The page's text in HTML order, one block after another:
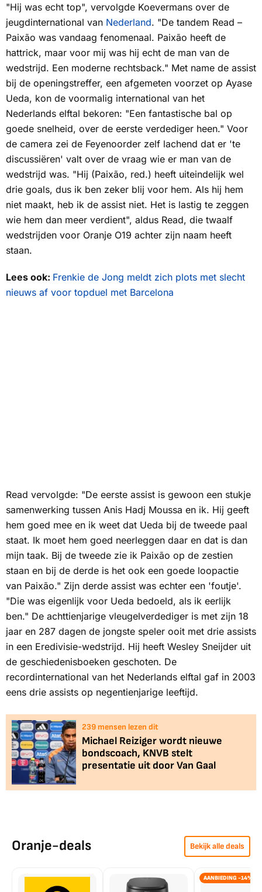
"Hij was echt top", vervolgde Koevermans over de
jeugdinternational van Nederland. "De tandem Read –
Paixão was vandaag fenomenaal. Paixão heeft de
hattrick, maar voor mij was hij echt de man van de
wedstrijd. Een moderne rechtsback." Met name de assist
bij de openingstreffer, een afgemeten voorzet op Ayase
Ueda, kon de voormalig international van het
Nederlands elftal bekoren: "Een fantastische bal op
goede snelheid, over de eerste verdediger heen." Voor
de camera zei de Feyenoorder zelf lachend dat er 'te
discussiëren' valt over de vraag wie er man van de
wedstrijd was. "Hij (Paixão, red.) heeft uiteindelijk wel
drie goals, dus ik ben zeker blij voor hem. Als hij hem
niet maakt, heb ik de assist niet. Het is lastig te zeggen
wie hem dan meer verdient", aldus Read, die twaalf
wedstrijden voor Oranje O19 achter zijn naam heeft
staan.
Lees ook: Frenkie de Jong meldt zich plots met slecht
nieuws af voor topduel met Barcelona
Read vervolgde: "De eerste assist is gewoon een stukje
samenwerking tussen Anis Hadj Moussa en ik. Hij geeft
hem goed mee en ik weet dat Ueda bij de tweede paal
staat. Ik moet hem goed neerleggen daar en dat is dan
mijn taak. Bij de tweede zie ik Paixão op de zestien
staan en bij de derde is het ook een goede loopactie
van Paixão." Zijn derde assist was echter een 'foutje'.
"Die was eigenlijk voor Ueda bedoeld, als ik eerlijk
ben." De achttienjarige vleugelverdediger is met zijn 18
jaar en 287 dagen de jongste speler ooit met drie assists
in een Eredivisie-wedstrijd. Hij heeft Wesley Sneijder uit
de geschiedenisboeken geschoten. De
recordinternational van het Nederlands elftal gaf in 2003
eens drie assists op negentienjarige leeftijd.
237mensen lezen dit
Michael Reiziger wordt nieuwe
bondscoach, KNVB stelt
presentatie uit door Van Gaal
Oranje-deals Bekijk alle deals
AANBIEDING -14%